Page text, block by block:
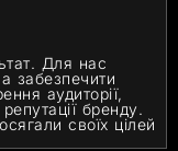
Для нас
забезпечити
аудиторії,
бренду.
своїх цілей